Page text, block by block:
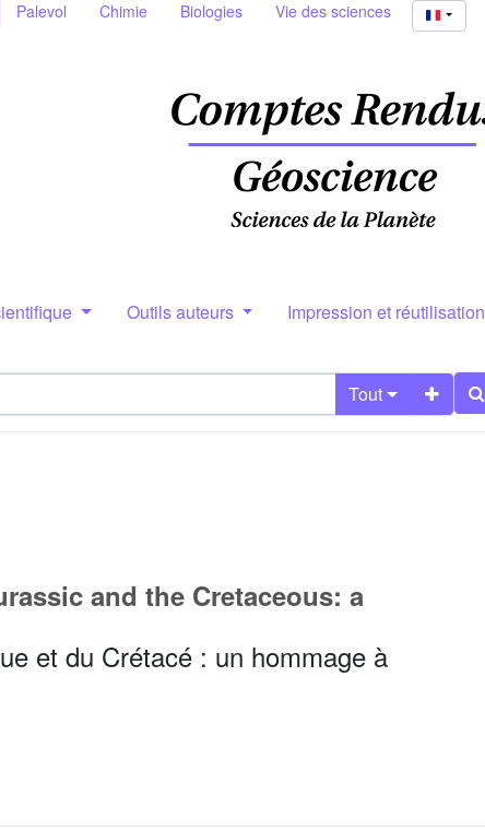
Palevol Chimie Biologies Vie des sciences
Outils auteurs Impression et réutilisation
Tout
and the Cretaceous: a
et du Crétacé : un hommage à